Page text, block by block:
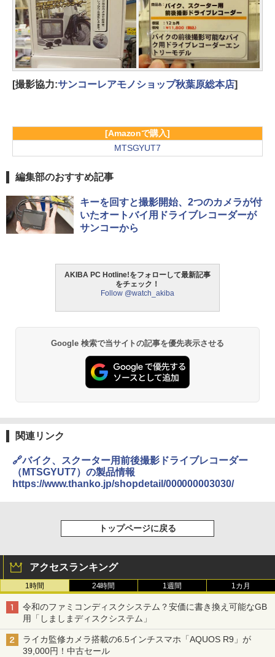
[撮影協力:サンコーレアモノショップ秋葉原総本店]
[Amazonで購入]
MTSGYUT7
編集部のおすすめ記事
キーを回すと撮影開始、2つのカメラが付
いたオートバイ用ドライブレコーダーが
サンコーから
AKIBA PC Hotline!をフォローして最新記事
をチェック！
Follow @watch_akiba
Google 検索で当サイトの記事を優先表示させる
関連リンク
🔗バイク、スクーター用前後撮影ドライブレコーダー
（MTSGYUT7）の製品情報
https://www.thanko.jp/shopdetail/000000003030/
トップページに戻る
アクセスランキング
1時間 24時間 1週間 1カ月
令和のファミコンディスクシステム？安価に書き換え可能なGB
用「しましまディスクシステム」
ライカ監修カメラ搭載の6.5インチスマホ「AQUOS R9」が
39,000円！中古セール